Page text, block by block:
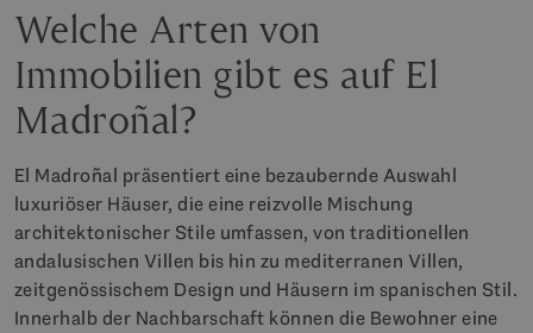
Welche Arten von
Immobilien gibt es auf El
Madroñal?
El Madroñal präsentiert eine bezaubernde Auswahl
luxuriöser Häuser, die eine reizvolle Mischung
architektonischer Stile umfassen, von traditionellen
andalusischen Villen bis hin zu mediterranen Villen,
zeitgenössischem Design und Häusern im spanischen Stil.
Innerhalb der Nachbarschaft können die Bewohner eine